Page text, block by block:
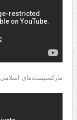
مارکسیست‌های اسلامی